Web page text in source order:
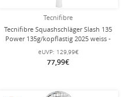
Tecnifibre
Tecnifibre Squashschläger Slash 135
Power 135g/kopflastig 2025 weiss -
besaitet -
eUVP: 129,99€
77,99€